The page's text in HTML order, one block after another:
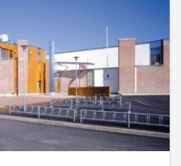
Vaikka
ovat muuttuneen yli
aikana monin tavoin,
lapsille ja leikille
ennallaan. Tässä
kehitystä
niitä koskevien